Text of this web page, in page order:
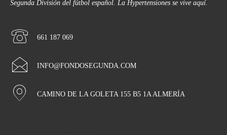
Segunda División del fútbol español. La Hypertensiones se vive aquí.
661 187 069
INFO@FONDOSEGUNDA.COM
CAMINO DE LA GOLETA 155 B5 1A ALMERÍA